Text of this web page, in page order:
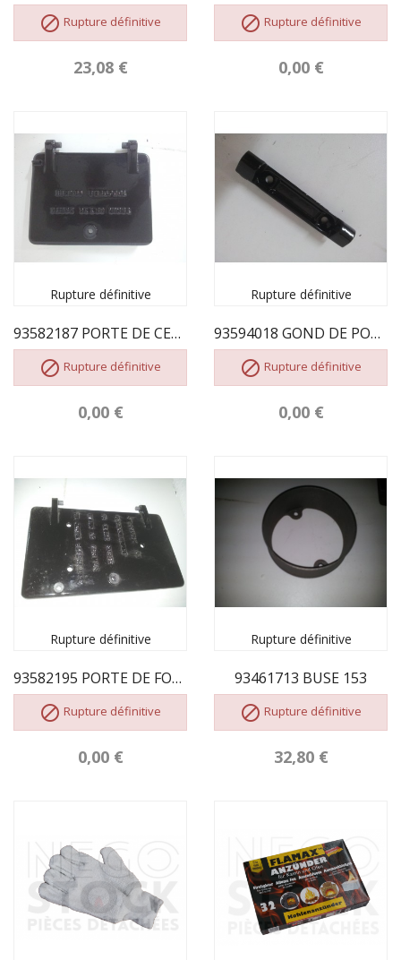
 Rupture définitive
23,08 €
 Rupture définitive
0,00 €
Rupture définitive
93582187 PORTE DE CENDRIER
 Rupture définitive
0,00 €
Rupture définitive
93594018 GOND DE PORTE DE CENDRIER
 Rupture définitive
0,00 €
Rupture définitive
93582195 PORTE DE FOYER
 Rupture définitive
0,00 €
Rupture définitive
93461713 BUSE 153
 Rupture définitive
32,80 €